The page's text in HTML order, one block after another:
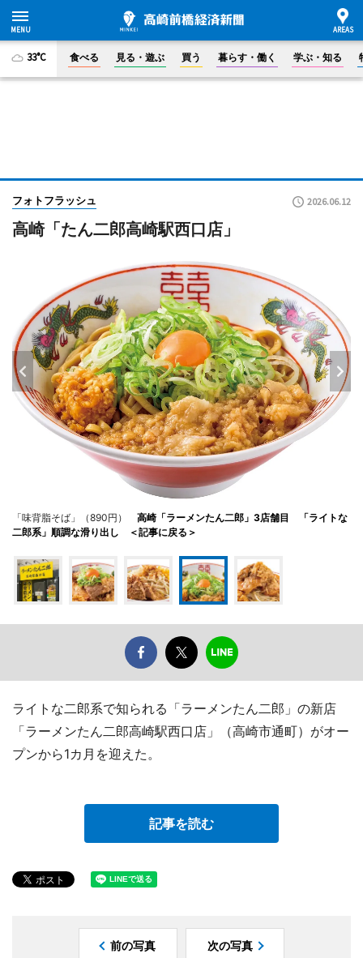
33°C 食べる 見る・遊ぶ 買う 暮らす・働く 学ぶ・知る
フォトフラッシュ 2026.06.12
高崎「たん二郎高崎駅西口店」
「味背脂そば」（890円） 高崎「ラーメンたん二郎」3店舗目 「ライトな
二郎系」順調な滑り出し ＜記事に戻る＞
ライトな二郎系で知られる「ラーメンたん二郎」の新店
「ラーメンたん二郎高崎駅西口店」（高崎市通町）がオー
プンから1カ月を迎えた。
記事を読む
前の写真 次の写真